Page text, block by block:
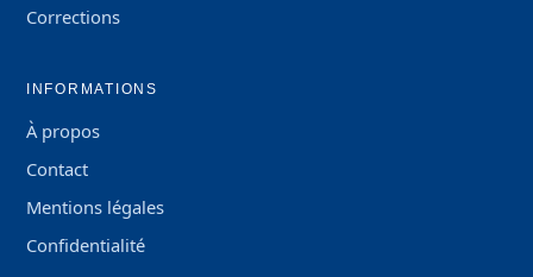
Corrections
INFORMATIONS
À propos
Contact
Mentions légales
Confidentialité